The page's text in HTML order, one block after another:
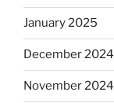
January 2025
December 2024
November 2024